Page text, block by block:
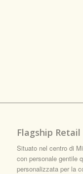
Flagship Retail
Situato nel centro di
con personale gentile
personalizzata per la